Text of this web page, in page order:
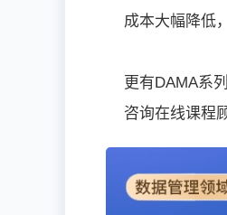
成本大幅降低
更有DAMA系
咨询在线课程